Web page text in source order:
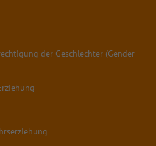
der Geschlechter (Gender